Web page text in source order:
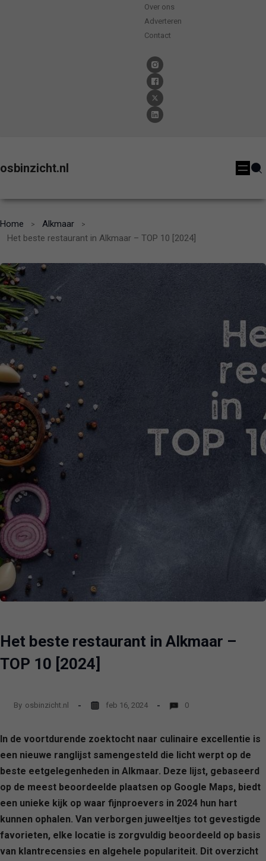
Over ons
Adverteren
Contact
osbinzicht.nl
Home
Alkmaar
Het beste restaurant in Alkmaar – TOP 10 [2024]
Het beste restaurant in Alkmaar –
TOP 10 [2024]
By osbinzicht.nl feb 16, 2024 0
In de voortdurende zoektocht naar culinaire excellentie is
een nieuwe ranglijst samengesteld die licht werpt op de
beste eetgelegenheden in Alkmaar. Deze lijst, gebaseerd
op de meest beoordeelde plaatsen op Google Maps, biedt
een unieke kijk op waar fijnproevers in 2024 hun hart
kunnen ophalen. Van verborgen juweeltjes tot gevestigde
favorieten, elke locatie is zorgvuldig beoordeeld op basis
van klantrecensies en algehele populariteit. Dit overzicht